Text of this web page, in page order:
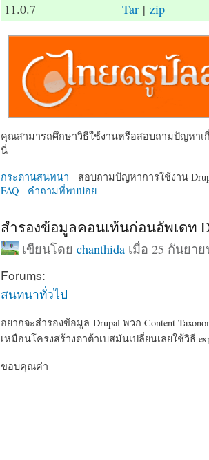
11.0.7 Tar| zip
คุณสามารถศึกษาวิธีใช้งานหรือสอบถามปัญหาเ
นี่
กระดานสนทนา - สอบถามปัญหาการใช้งาน
FAQ - คำถามที่พบบ่อย
สำรองข้อมูลคอนเท้นก่อนอัพเดท
เขียนโดยchanthida เมื่อ 25 กันยาย
Forums:
สนทนาทั่วไป
อยากจะสำรองข้อมูล Drupal พวก Content
เหมือนโครงสร้างดาต้าเบสมันเปลี่ยนเลยใช้วิธี
ขอบคุณค่า